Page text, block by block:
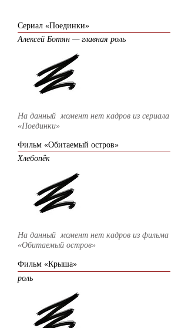
Сериал «Поединки»
Алексей Ботян — главная роль
На данный момент нет кадров из сериала
«Поединки»
Фильм «Обитаемый остров»
Хлебопёк
На данный момент нет кадров из фильма
«Обитаемый остров»
Фильм «Крыша»
роль